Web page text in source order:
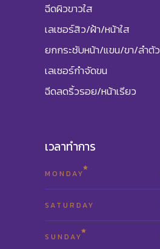
ฉีดผิวขาวใส
เลเซอร์สิว/ฝ้า/หน้าใส
ยกกระชับหน้า/แขน/ขา/ลำตัว
เลเซอร์กำจัดขน
ฉีดลดริ้วรอย/หน้าเรียว
เวลาทำการ
MONDAY
SATURDAY
SUNDAY